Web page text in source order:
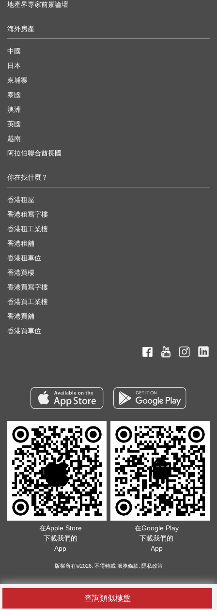
查詢類似樓盤
地產界專家前景論壇
海外房產
中國
日本
柬埔寨
泰國
澳洲
英國
越南
阿拉伯聯合酋長國
你在找什麼？
香港租屋
香港租寫字樓
香港租工業樓
香港租舖
香港租車位
香港買樓
香港買寫字樓
香港買工業樓
香港買舖
香港買車位
在Apple Store
下載我們的
App
在Google Play
下載我們的
App
版權所有©2026. 不得轉載 服務條款 隱私政策